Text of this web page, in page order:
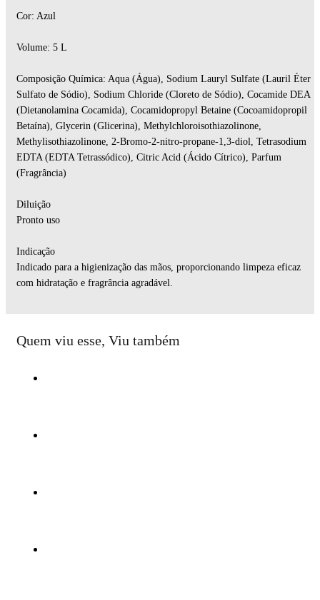
Cor: Azul
Volume: 5 L
Composição Química: Aqua (Água), Sodium Lauryl Sulfate (Lauril Éter
Sulfato de Sódio), Sodium Chloride (Cloreto de Sódio), Cocamide DEA
(Dietanolamina Cocamida), Cocamidopropyl Betaine (Cocoamidopropil
Betaína), Glycerin (Glicerina), Methylchloroisothiazolinone,
Methylisothiazolinone, 2-Bromo-2-nitro-propane-1,3-diol, Tetrasodium
EDTA (EDTA Tetrassódico), Citric Acid (Ácido Cítrico), Parfum
(Fragrância)
Diluição
Pronto uso
Indicação
Indicado para a higienização das mãos, proporcionando limpeza eficaz
com hidratação e fragrância agradável.
Quem viu esse, Viu também